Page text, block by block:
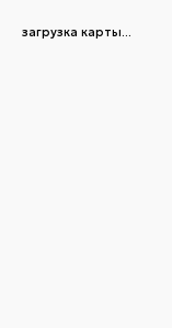
загрузка карты...